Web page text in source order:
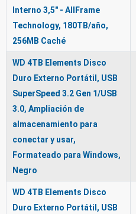
Interno 3,5" - AllFrame
Technology, 180TB/año,
256MB Caché
WD 4TB Elements Disco
Duro Externo Portátil, USB
SuperSpeed 3.2 Gen 1/USB
3.0, Ampliación de
almacenamiento para
conectar y usar,
Formateado para Windows,
Negro
WD 4TB Elements Disco
Duro Externo Portátil, USB